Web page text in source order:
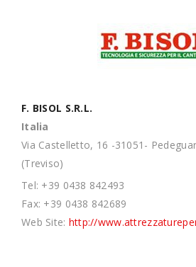
F. BISOL S.R.L.
Italia
Via Castelletto, 16 -31051-
(Treviso)
Tel: +39 0438 842493
Fax: +39 0438 842689
Web Site: http://